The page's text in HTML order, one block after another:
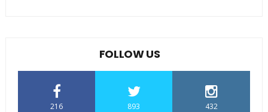
FOLLOW US
216 893 432